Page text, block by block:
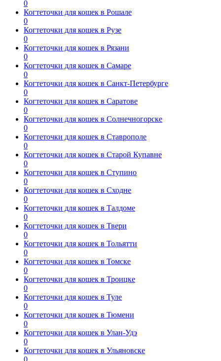
0
Когтеточки для кошек в Рошале
0
Когтеточки для кошек в Рузе
0
Когтеточки для кошек в Рязани
0
Когтеточки для кошек в Самаре
0
Когтеточки для кошек в Санкт-Петербурге
0
Когтеточки для кошек в Саратове
0
Когтеточки для кошек в Солнечногорске
0
Когтеточки для кошек в Ставрополе
0
Когтеточки для кошек в Старой Купавне
0
Когтеточки для кошек в Ступино
0
Когтеточки для кошек в Сходне
0
Когтеточки для кошек в Талдоме
0
Когтеточки для кошек в Твери
0
Когтеточки для кошек в Тольятти
0
Когтеточки для кошек в Томске
0
Когтеточки для кошек в Троицке
0
Когтеточки для кошек в Туле
0
Когтеточки для кошек в Тюмени
0
Когтеточки для кошек в Улан-Удэ
0
Когтеточки для кошек в Ульяновске
0